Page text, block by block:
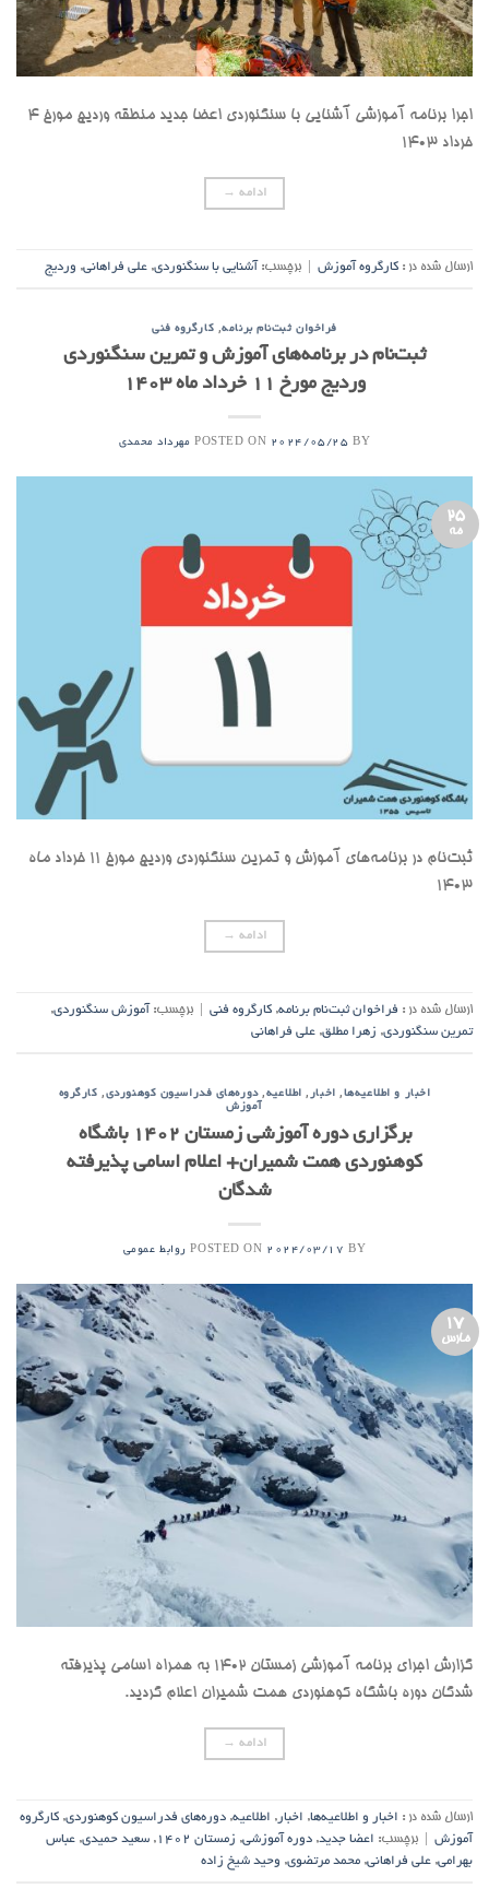
اجرا برنامه آموزشی آشنایی با سنگنوردی اعضا جدید منطقه وردیج مورخ ۴
خرداد ۱۴۰۳
ادامه →
ارسال شده در : کارگروه آموزش برچسب: آشنایی با سنگنوردی, علی فراهانی, وردیج
فراخوان ثبت‌نام برنامه, کارگروه فنی
ثبت‌نام در برنامه‌های آموزش و تمرین سنگنوردی
وردیج مورخ ۱۱ خرداد ماه ۱۴۰۳
POSTED ON 2024/05/25 BY مهرداد محمدی
25
مه
ثبت‌نام در برنامه‌های آموزش و تمرین سنگنوردی وردیج مورخ ۱۱ خرداد ماه
۱۴۰۳
ادامه →
ارسال شده در : فراخوان ثبت‌نام برنامه, کارگروه فنی برچسب: آموزش سنگنوردی,
تمرین سنگنوردی, زهرا مطلق, علی فراهانی
اخبار و اطلاعیه‌ها, اخبار , اطلاعیه,دوره‌های فدراسیون کوهنوردی, کارگروه
آموزش
برگزاری دوره آموزشی زمستان 1402 باشگاه
کوهنوردی همت شمیران+ اعلام اسامی پذیرفته
شدگان
POSTED ON 2024/03/17 BY روابط عمومی
17
مارس
گزارش اجرای برنامه آموزشی زمستان 1402 به همراه اسامی پذیرفته
شدگان دوره باشگاه کوهنوردی همت شمیران اعلام گردید.
ادامه →
ارسال شده در : اخبار و اطلاعیه‌ها, اخبار , اطلاعیه, دوره‌های فدراسیون کوهنوردی, کارگروه
آموزش
برچسب: اعضا جدید, دوره آموزشی, زمستان 1402 , سعید حمیدی, عباس
بهرامی, علی فراهانی, محمد مرتضوی, وحید شیخ زاده